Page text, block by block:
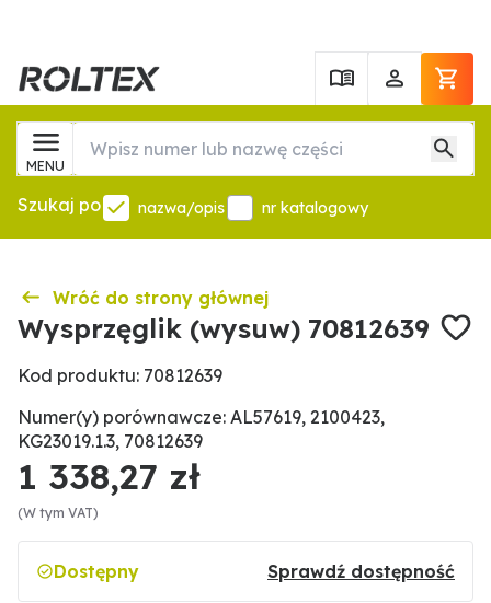
MENU
Szukaj po nazwa/opis nr katalogowy
Wróć do strony głównej
Wysprzęglik (wysuw) 70812639
Kod produktu: 70812639
Numer(y) porównawcze: AL57619, 2100423,
KG23019.1.3, 70812639
1 338,27 zł
(W tym VAT)
Dostępny Sprawdź dostępność